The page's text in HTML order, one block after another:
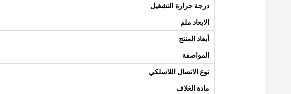
درجة حرارة التشغيل
الابعاد ملم
أبعاد المنتج
المواصفة
نوع الاتصال اللاسلكي
مادة الغلاف